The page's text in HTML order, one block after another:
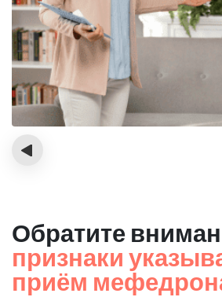
‹
Обратите
признаки
приём